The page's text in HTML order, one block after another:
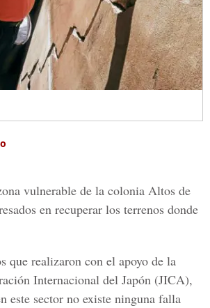
vulnerable de la colonia Altos de
en recuperar los terrenos donde
que realizaron con el apoyo de la
Internacional del Japón (JICA),
este sector no existe ninguna falla